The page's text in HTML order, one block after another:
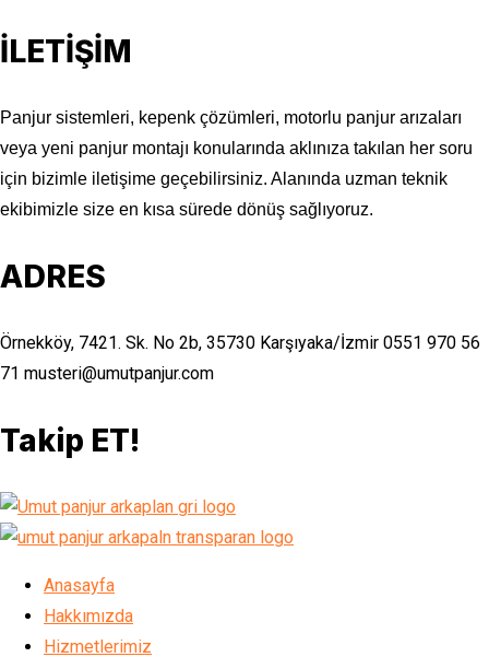
İLETİŞİM
Panjur sistemleri, kepenk çözümleri, motorlu panjur arızaları
veya yeni panjur montajı konularında aklınıza takılan her soru
için bizimle iletişime geçebilirsiniz. Alanında uzman teknik
ekibimizle size en kısa sürede dönüş sağlıyoruz.
ADRES
Örnekköy, 7421. Sk. No 2b, 35730 Karşıyaka/İzmir 0551 970 56
71 musteri@umutpanjur.com
Takip ET!
Anasayfa
Hakkımızda
Hizmetlerimiz